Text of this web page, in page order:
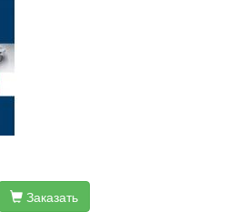
Заказать